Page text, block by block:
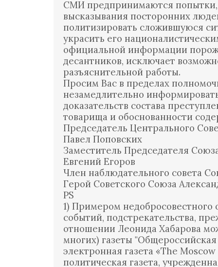
СМИ предпринимаются попытки,
высказывания посторонних
политизировать сложившуюся
украсить его
официальной информации
десантников, исключает
разъяснительной работы.
Просим Вас в пределах
незамедлительно
доказательств состава
товарища и обоснованности
Председатель Центрального
Павел Поповских
Заместитель Председателя
Евгений Егоров
Член наблюдательного совета
Герой Советского Союза
PS
1) Примером
событий, подстрекательства,
отношении Леонида Хабарова
многих) газеты
электронная газета «The
политическая газета,